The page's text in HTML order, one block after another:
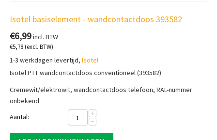
Isotel basiselement - wandcontactdoos 393582
€6,99incl. BTW
€5,78(excl. BTW)
1-3 werkdagen levertijd, Isotel
Isotel PTT wandcontactdoos conventioneel (393582)
Cremewit/elektrowit, wandcontactdoos telefoon, RAL-nummer
onbekend
Aantal:
+
−